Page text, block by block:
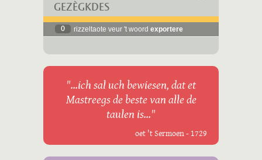
GEZÈGKDES
0 rizzeltaote veur 't woord exportere
"...ich sal uch bewiesen, dat et
Mastreegs de beste van alle de
taulen is..."
oet 't Sermoen - 1729